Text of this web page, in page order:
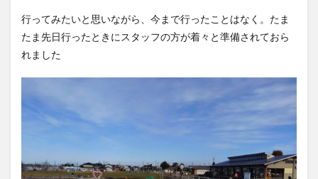
行ってみたいと思いながら、今まで行ったことはなく。たま
たま先日行ったときにスタッフの方が着々と準備されておら
れました